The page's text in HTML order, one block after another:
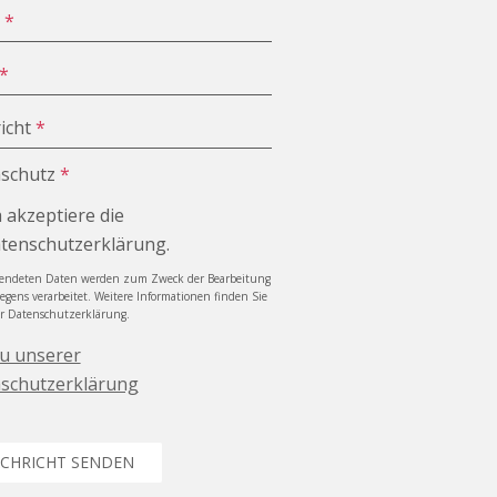
*
*
*
*
akzeptiere die
Daten werden zum Zweck der Bearbeitung
verarbeitet. Weitere Informationen finden Sie
Datenschutzerklärung.
unserer
SENDEN